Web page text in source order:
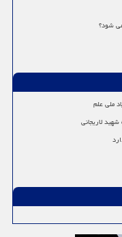
می شود؟
ملی علم
لاریجانی